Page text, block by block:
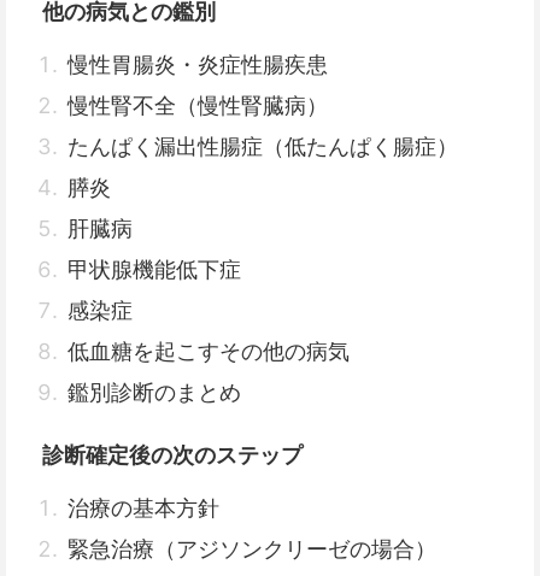
他の病気との鑑別
慢性胃腸炎・炎症性腸疾患
慢性腎不全（慢性腎臓病）
たんぱく漏出性腸症（低たんぱく腸症）
膵炎
肝臓病
甲状腺機能低下症
感染症
低血糖を起こすその他の病気
鑑別診断のまとめ
診断確定後の次のステップ
治療の基本方針
緊急治療（アジソンクリーゼの場合）